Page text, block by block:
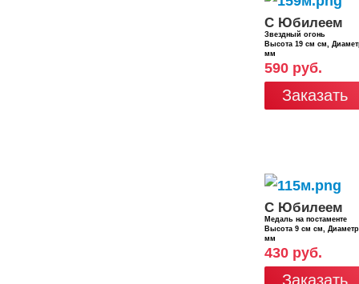
С Юбилеем
Звездный огонь
Высота 19 см см,
мм
590 руб.
Заказать
С Юбилеем
Медаль на постаменте
Высота 9 см см,
мм
430 руб.
Заказать